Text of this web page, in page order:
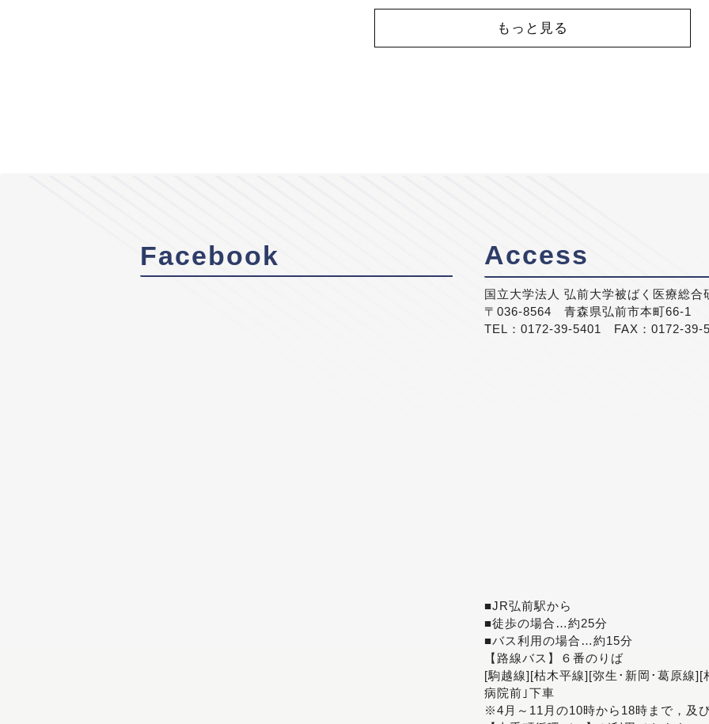
もっと見る
Facebook Access
国立大学法人 弘前大学被ばく医療総合
〒036-8564 青森県弘前市本町66-1
TEL：0172-39-5401 FAX：0172-39-
■JR弘前駅から
■徒歩の場合…約25分
■バス利用の場合…約15分
【路線バス】６番のりば
[駒越線][枯木平線][弥生･新岡･葛原線
病院前｣下車
※4月～11月の10時から18時まで，及